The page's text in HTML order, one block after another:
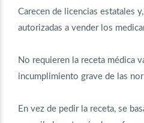
Carecen de licencias estatales
autorizadas a vender los
No requieren la receta médica
incumplimiento grave de las
En vez de pedir la receta, se